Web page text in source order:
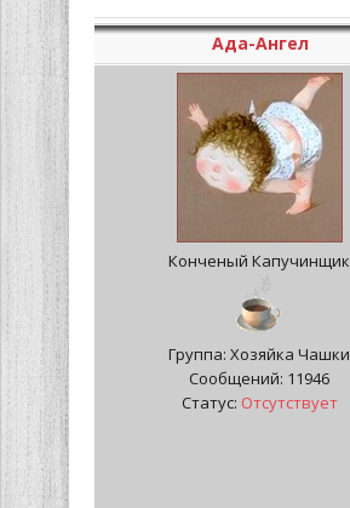
Ада-Ангел
Конченый Капучинщик
Группа: Хозяйка Чашки
Сообщений: 11946
Статус: Отсутствует